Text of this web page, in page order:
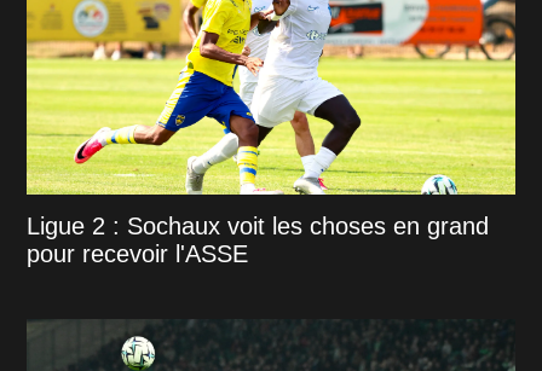
Ligue 2 : Sochaux voit les choses en grand
pour recevoir l'ASSE